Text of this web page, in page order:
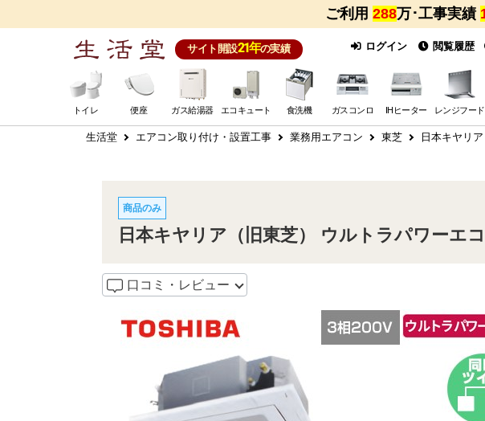
ご利用 288万･工事実績
サイト開設21年の実績 ログイン 閲覧履歴
トイレ 便座 ガス給湯器 エコキュート 食洗機 ガスコンロ IHヒーター レンジフード
生活堂 エアコン取り付け・設置工事 業務用エアコン 東芝 日本キヤリ
商品のみ
日本キヤリア（旧東芝） ウルトラパワーエ
口コミ・レビュー